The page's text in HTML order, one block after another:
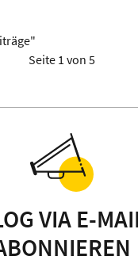
Seite 1 von 5
VIA E-